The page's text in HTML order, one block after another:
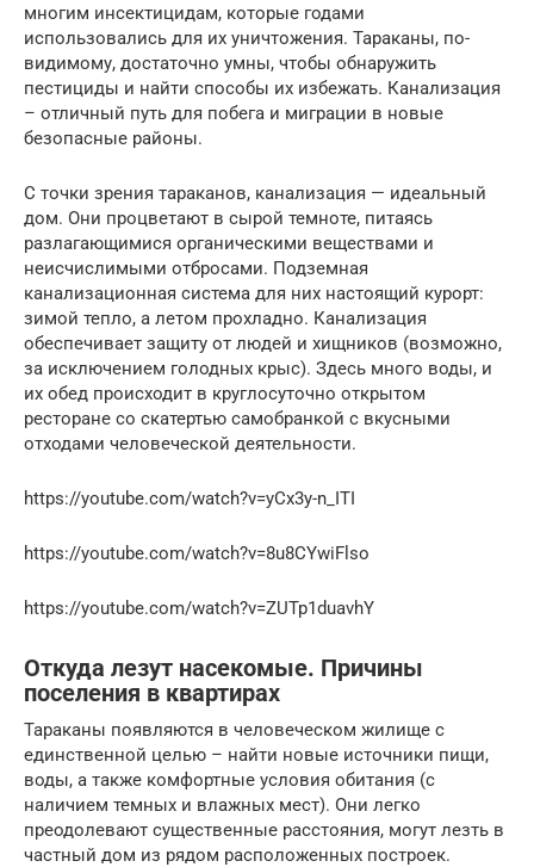
многим инсектицидам, которые годами
использовались для их уничтожения. Тараканы, по-
видимому, достаточно умны, чтобы обнаружить
пестициды и найти способы их избежать. Канализация
– отличный путь для побега и миграции в новые
безопасные районы.
С точки зрения тараканов, канализация — идеальный
дом. Они процветают в сырой темноте, питаясь
разлагающимися органическими веществами и
неисчислимыми отбросами. Подземная
канализационная система для них настоящий курорт:
зимой тепло, а летом прохладно. Канализация
обеспечивает защиту от людей и хищников (возможно,
за исключением голодных крыс). Здесь много воды, и
их обед происходит в круглосуточно открытом
ресторане со скатертью самобранкой с вкусными
отходами человеческой деятельности.
https://youtube.com/watch?v=yCx3y-n_ITI
https://youtube.com/watch?v=8u8CYwiFlso
https://youtube.com/watch?v=ZUTp1duavhY
Откуда лезут насекомые. Причины
поселения в квартирах
Тараканы появляются в человеческом жилище с
единственной целью – найти новые источники пищи,
воды, а также комфортные условия обитания (с
наличием темных и влажных мест). Они легко
преодолевают существенные расстояния, могут лезть в
частный дом из рядом расположенных построек.